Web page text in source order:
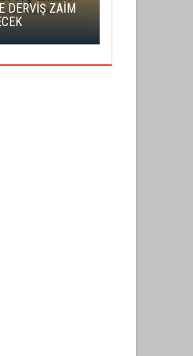
DERVİŞ ZAİM